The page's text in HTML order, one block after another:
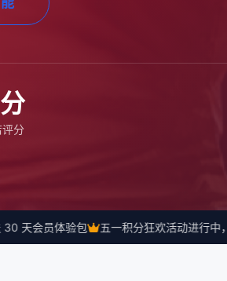
分
会员体验包 五一积分狂欢活动进行中，海